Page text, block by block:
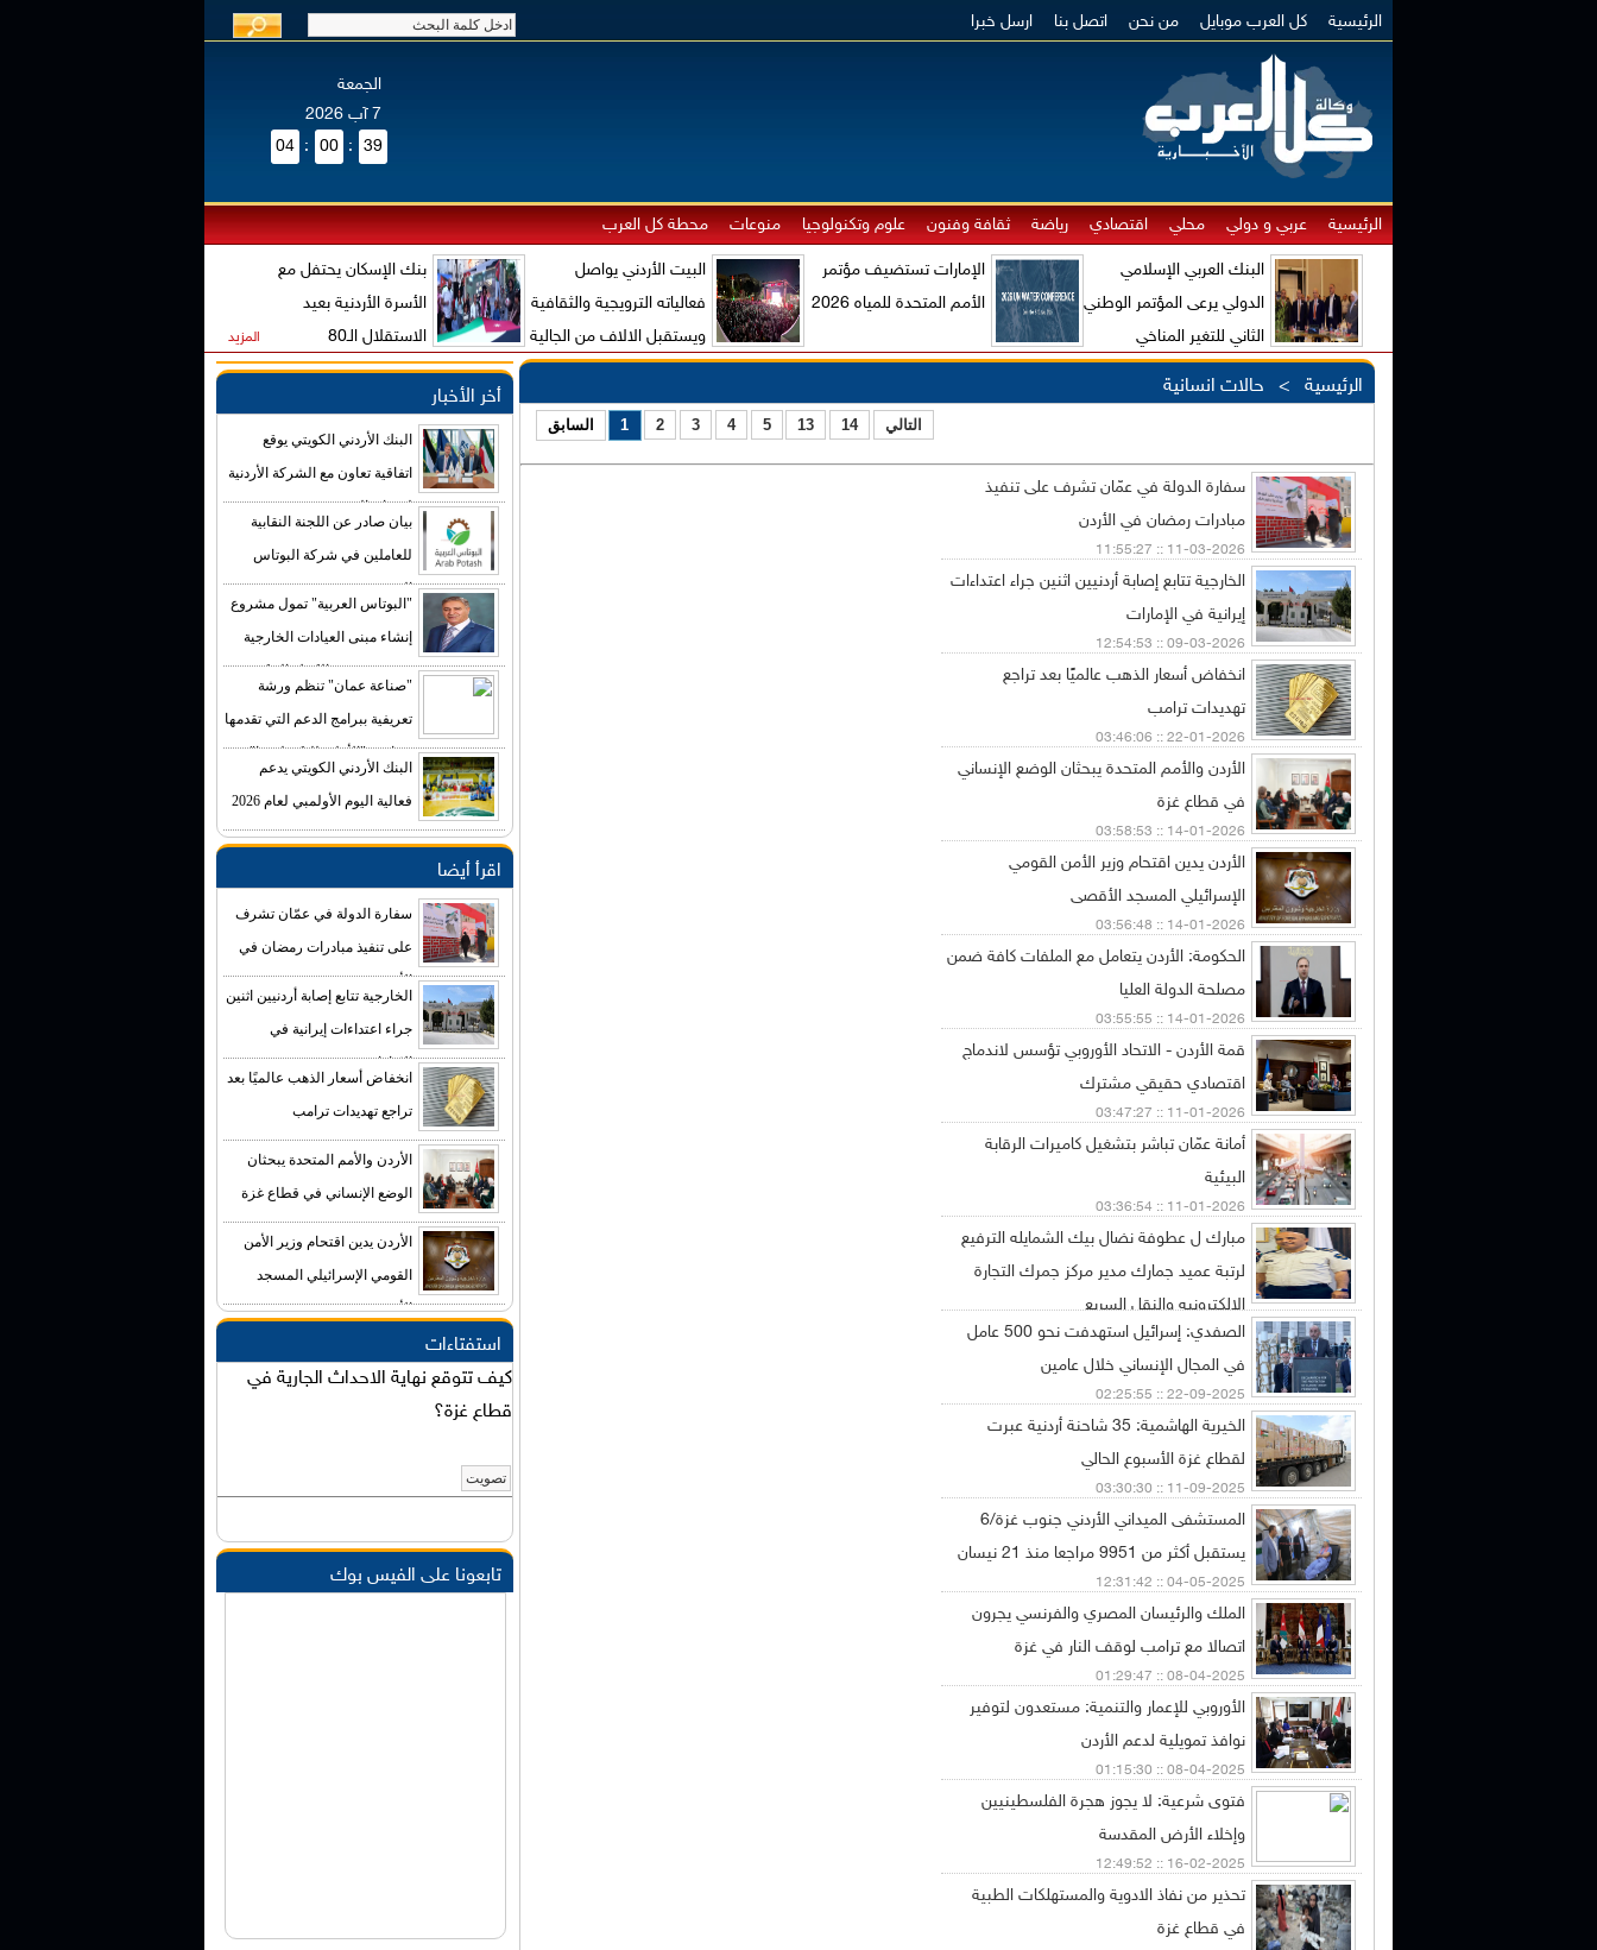
الرئيسية كل العرب موبايل من نحن اتصل بنا ارسل خبرا
الجمعة
7 آب 2026
04 : 00 : 40
الرئيسية عربي و دولي محلي اقتصادي رياضة ثقافة وفنون علوم وتكنولوجيا منوعات محطة كل العرب
البنك العربي الإسلامي
الدولي يرعى المؤتمر الوطني
الثاني للتغير المناخي
الإمارات تستضيف مؤتمر
الأمم المتحدة للمياه 2026
البيت الأردني يواصل
فعالياته الترويجية والثقافية
ويستقبل الالاف من الجالية
بنك الإسكان يحتفل مع
الأسرة الأردنية بعيد
الاستقلال الـ80
المزيد
الرئيسية > حالات انسانية
السابق 1 2 3 4 5 13 14 التالي
سفارة الدولة في عمّان تشرف على تنفيذ
مبادرات رمضان في الأردن
11-03-2026 :: 11:55:27
الخارجية تتابع إصابة أردنيين اثنين جراء اعتداءات
إيرانية في الإمارات
09-03-2026 :: 12:54:53
انخفاض أسعار الذهب عالميًا بعد تراجع
تهديدات ترامب
22-01-2026 :: 03:46:06
الأردن والأمم المتحدة يبحثان الوضع الإنساني
في قطاع غزة
14-01-2026 :: 03:58:53
الأردن يدين اقتحام وزير الأمن القومي
الإسرائيلي المسجد الأقصى
14-01-2026 :: 03:56:48
الحكومة: الأردن يتعامل مع الملفات كافة ضمن
مصلحة الدولة العليا
14-01-2026 :: 03:55:55
قمة الأردن - الاتحاد الأوروبي تؤسس لاندماج
اقتصادي حقيقي مشترك
11-01-2026 :: 03:47:27
أمانة عمّان تباشر بتشغيل كاميرات الرقابة
البيئية
11-01-2026 :: 03:36:54
مبارك ل عطوفة نضال بيك الشمايله الترفيع
لرتبة عميد جمارك مدير مركز جمرك التجارة
الالكترونيه والنقل السريع
08-01-2026 :: 12:34:33
الصفدي: إسرائيل استهدفت نحو 500 عامل
في المجال الإنساني خلال عامين
22-09-2025 :: 02:25:55
الخيرية الهاشمية: 35 شاحنة أردنية عبرت
لقطاع غزة الأسبوع الحالي
11-09-2025 :: 03:30:30
المستشفى الميداني الأردني جنوب غزة/6
يستقبل أكثر من 9951 مراجعا منذ 21 نيسان
04-05-2025 :: 12:31:42
الملك والرئيسان المصري والفرنسي يجرون
اتصالا مع ترامب لوقف النار في غزة
08-04-2025 :: 01:29:47
الأوروبي للإعمار والتنمية: مستعدون لتوفير
نوافذ تمويلية لدعم الأردن
08-04-2025 :: 01:15:30
فتوى شرعية: لا يجوز هجرة الفلسطينيين
وإخلاء الأرض المقدسة
16-02-2025 :: 12:49:52
تحذير من نفاذ الادوية والمستهلكات الطبية
في قطاع غزة
أخر الأخبار
البنك الأردني الكويتي يوقع
اتفاقية تعاون مع الشركة الأردنية
لضمان القروض
بيان صادر عن اللجنة النقابية
للعاملين في شركة البوتاس
العربية
"البوتاس العربية" تمول مشروع
إنشاء مبنى العيادات الخارجية
في مستشفى الكرك الحكومي
"صناعة عمان" تنظم ورشة
تعريفية ببرامج الدعم التي تقدمها
صناديق "الأعلى للتكنولوجيا"
البنك الأردني الكويتي يدعم
فعالية اليوم الأولمبي لعام 2026
اقرأ أيضا
سفارة الدولة في عمّان تشرف
على تنفيذ مبادرات رمضان في
الأردن
الخارجية تتابع إصابة أردنيين اثنين
جراء اعتداءات إيرانية في
الإمارات
انخفاض أسعار الذهب عالميًا بعد
تراجع تهديدات ترامب
الأردن والأمم المتحدة يبحثان
الوضع الإنساني في قطاع غزة
الأردن يدين اقتحام وزير الأمن
القومي الإسرائيلي المسجد
الأقصى
استفتاءات
كيف تتوقع نهاية الاحداث الجارية في
قطاع غزة؟
تابعونا على الفيس بوك